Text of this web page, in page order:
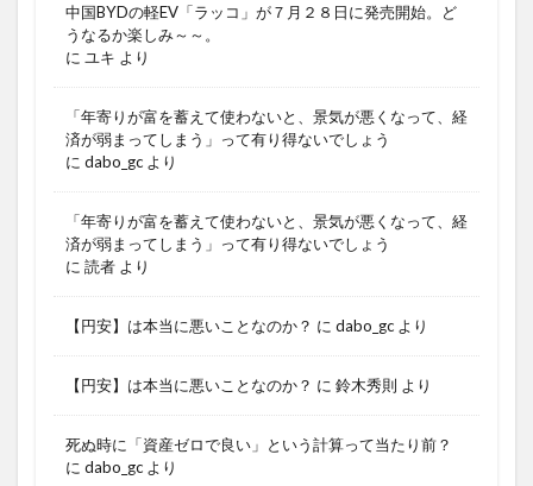
中国BYDの軽EV「ラッコ」が７月２８日に発売開始。ど
うなるか楽しみ～～。
に ユキ より
「年寄りが富を蓄えて使わないと、景気が悪くなって、経
済が弱まってしまう」って有り得ないでしょう
に dabo_gc より
「年寄りが富を蓄えて使わないと、景気が悪くなって、経
済が弱まってしまう」って有り得ないでしょう
に 読者 より
【円安】は本当に悪いことなのか？ に dabo_gc より
【円安】は本当に悪いことなのか？ に 鈴木秀則 より
死ぬ時に「資産ゼロで良い」という計算って当たり前？
に dabo_gc より